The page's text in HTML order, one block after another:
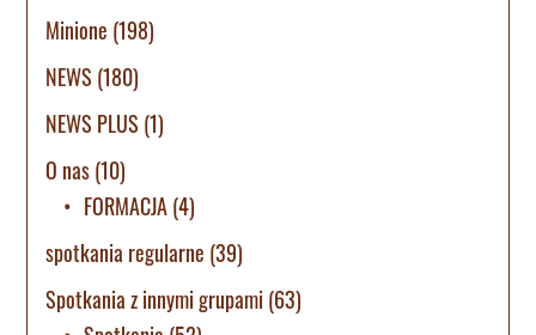
Minione (198)
NEWS (180)
NEWS PLUS (1)
O nas(10)
FORMACJA(4)
spotkania regularne (39)
Spotkania z innymi grupami (63)